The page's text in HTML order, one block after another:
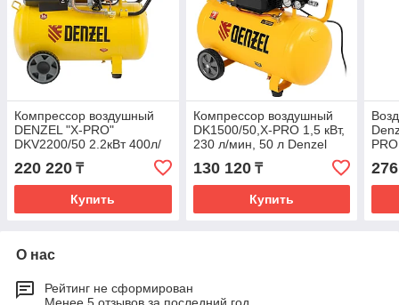
Компрессор воздушный
DENZEL "X-PRO"
DKV2200/50 2.2кВт 400л/
мин 50л 58083
220 220 ₸
Купить
Компрессор воздушный
DK1500/50,Х-PRO 1,5 кВт,
230 л/мин, 50 л Denzel
130 120₸
Купить
О нас
Рейтинг не сформирован